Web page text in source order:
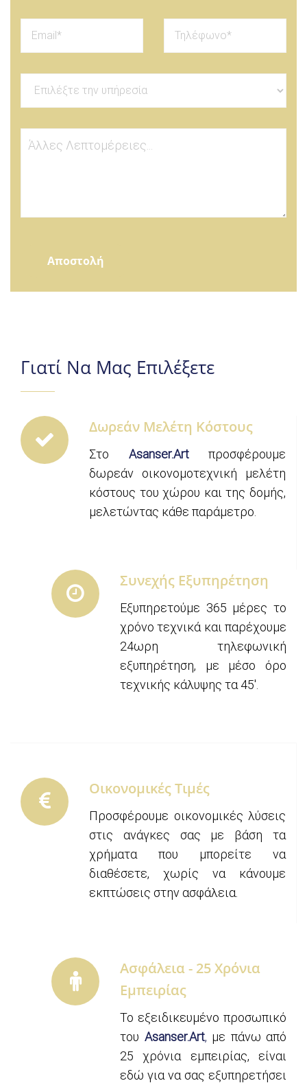
Γιατί Να Μας Επιλέξετε
Δωρεάν Μελέτη Κόστους
Στο Asanser.Artπροσφέρουμε
δωρεάν οικονομοτεχνική μελέτη
κόστους του χώρου και της δομής,
μελετώντας κάθε παράμετρο.
Συνεχής Εξυπηρέτηση
Εξυπηρετούμε 365 μέρες το
χρόνο τεχνικά και παρέχουμε
24ωρη τηλεφωνική
εξυπηρέτηση, με μέσο όρο
τεχνικής κάλυψης τα 45′.
Οικονομικές Τιμές
Προσφέρουμε οικονομικές λύσεις
στις ανάγκες σας με βάση τα
χρήματα που μπορείτε να
διαθέσετε, χωρίς να κάνουμε
εκπτώσεις στην ασφάλεια.
Ασφάλεια - 25 Χρόνια
Εμπειρίας
Το εξειδικευμένο προσωπικό
του Asanser.Art, με πάνω από
25 χρόνια εμπειρίας, είναι
εδώ για να σας εξυπηρετήσει